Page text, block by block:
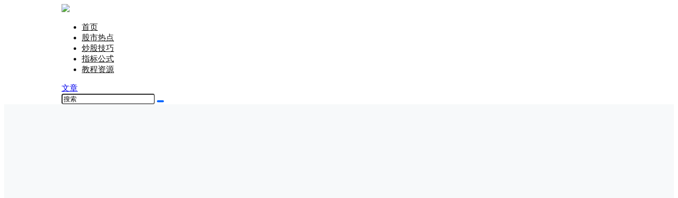
首页
股市热点
炒股技巧
指标公式
教程资源
文章